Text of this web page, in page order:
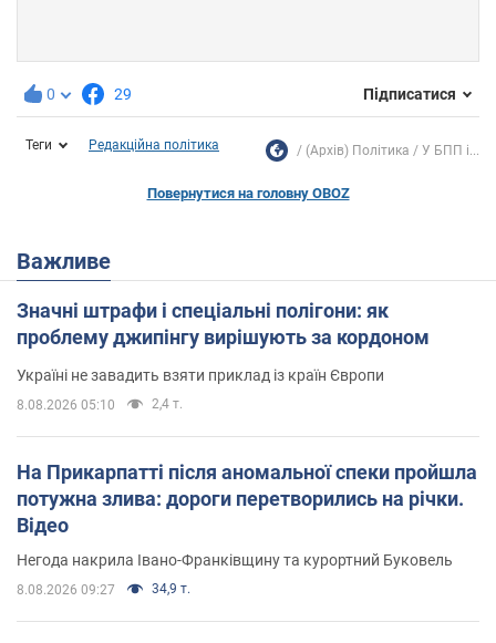
0 29 Підписатися
Теги Редакційна політика (Архів) Політика У БПП і...
Повернутися на головну OBOZ
Важливе
Значні штрафи і спеціальні полігони: як
проблему джипінгу вирішують за кордоном
Україні не завадить взяти приклад із країн Європи
8.08.2026 05:10 2,4 т.
На Прикарпатті після аномальної спеки пройшла
потужна злива: дороги перетворились на річки.
Відео
Негода накрила Івано-Франківщину та курортний Буковель
8.08.2026 09:27 34,9 т.